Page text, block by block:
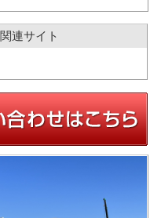
関連サイト